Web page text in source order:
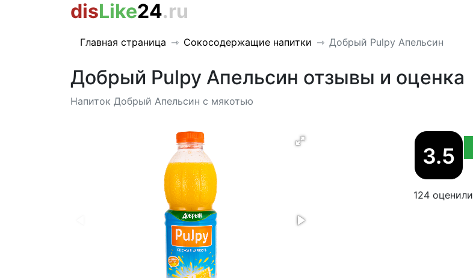
disLike24.ru
Главная страница Сокосодержащие напитки Добрый Pulpy Апельсин
Добрый Pulpy Апельсин отзывы и оценка
Напиток Добрый Апельсин с мякотью
3.5
124 оценили